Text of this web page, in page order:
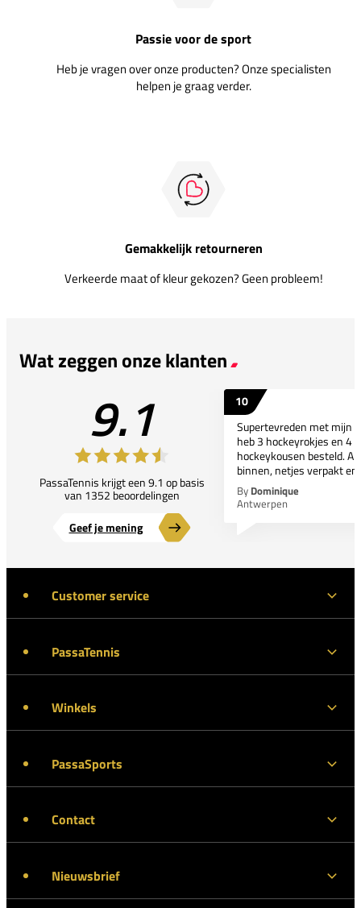
Passie voor de sport
Heb je vragen over onze producten? Onze specialisten
helpen je graag verder.
Gemakkelijk retourneren
Verkeerde maat of kleur gekozen? Geen probleem!
Wat zeggen onze klanten
9.1
PassaTennis krijgt een 9.1 op basis
van 1352 beoordelingen
Geef je mening
10
Supertevreden met mijn
heb 3 hockeyrokjes en 4
hockeykousen besteld.
binnen, netjes verpakt
By Dominique
Antwerpen
Customer service
PassaTennis
Winkels
PassaSports
Contact
Nieuwsbrief